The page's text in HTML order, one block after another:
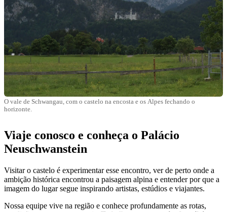
O vale de Schwangau, com o castelo na encosta e os Alpes fechando o
horizonte.
Viaje conosco e conheça o Palácio
Neuschwanstein
Visitar o castelo é experimentar esse encontro, ver de perto onde a
ambição histórica encontrou a paisagem alpina e entender por que a
imagem do lugar segue inspirando artistas, estúdios e viajantes.
Nossa equipe vive na região e conhece profundamente as rotas,